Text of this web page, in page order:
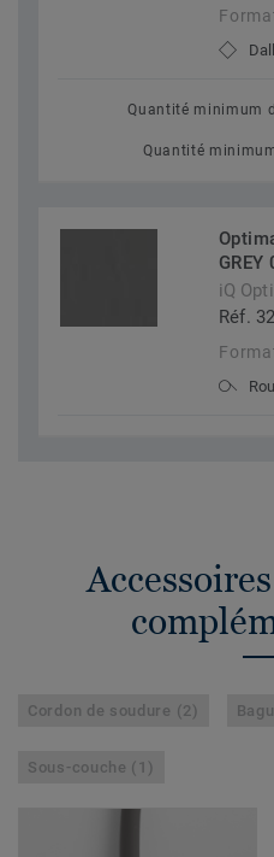
Quantité minimum
Quantité
GREY
iQ
Réf.
Cordon de soudure (2)
Sous-couche (1)